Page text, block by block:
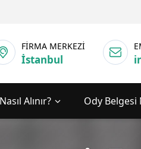
FİRMA MERKEZİ
İstanbul
Alınır? Ody Belgesi